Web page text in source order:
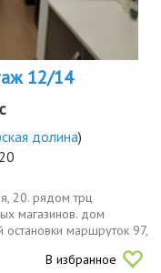
12/14
долина)
20. рядом трц
магазинов. дом
остановки маршруток 97,
шаговой
В избранное